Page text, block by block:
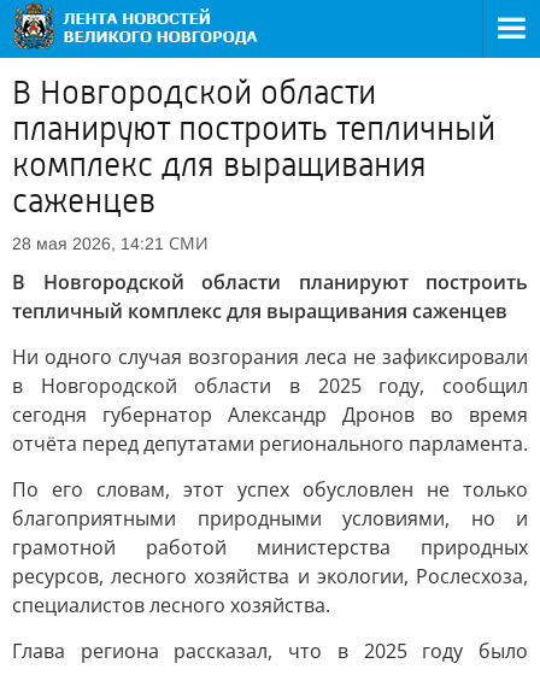
В Новгородской области
планируют построить тепличный
комплекс для выращивания
саженцев
28 мая 2026, 14:21 СМИ
В Новгородской области планируют построить
тепличный комплекс для выращивания саженцев
Ни одного случая возгорания леса не зафиксировали
в Новгородской области в 2025 году, сообщил
сегодня губернатор Александр Дронов во время
отчёта перед депутатами регионального парламента.
По его словам, этот успех обусловлен не только
благоприятными природными условиями, но и
грамотной работой министерства природных
ресурсов, лесного хозяйства и экологии, Рослесхоза,
специалистов лесного хозяйства.
Глава региона рассказал, что в 2025 году было